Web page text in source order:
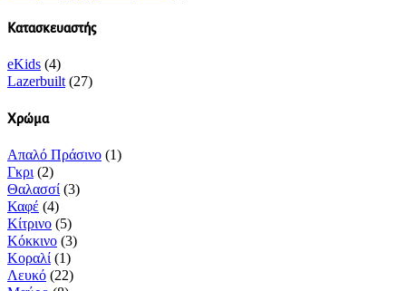
Κατασκευαστής
eKids (4)
Lazerbuilt (27)
Χρώμα
Απαλό Πράσινο (1)
Γκρι (2)
Θαλασσί (3)
Καφέ (4)
Κίτρινο (5)
Κόκκινο (3)
Κοραλί (1)
Λευκό (22)